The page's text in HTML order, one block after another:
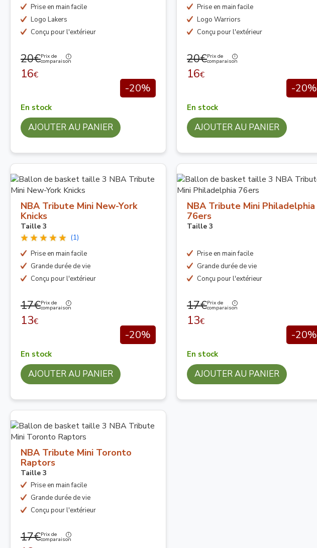
Prise en main facile
Logo Lakers
Conçu pour l'extérieur
20€Prix de
comparaison
16€
-20%
En stock
AJOUTER AU PANIER
Prise en main facile
Logo Warriors
Conçu pour l'extérieur
20€Prix de
comparaison
16€
-20%
En stock
AJOUTER AU PANIER
NBA Tribute Mini New-York
Knicks
Taille 3
(1)
Prise en main facile
Grande durée de vie
Conçu pour l'extérieur
17€Prix de
comparaison
13€
-20%
En stock
AJOUTER AU PANIER
NBA Tribute Mini Philadelphia
76ers
Taille 3
Prise en main facile
Grande durée de vie
Conçu pour l'extérieur
17€Prix de
comparaison
13€
-20%
En stock
AJOUTER AU PANIER
NBA Tribute Mini Toronto
Raptors
Taille 3
Prise en main facile
Grande durée de vie
Conçu pour l'extérieur
17€Prix de
comparaison